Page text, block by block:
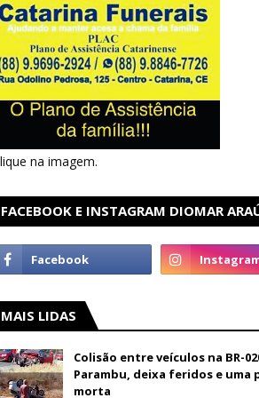
na imagem.
FACEBOOK E INSTAGRAM DIOMAR
MAIS LIDAS
Colisão entre veículos na BR-
Parambu, deixa feridos e uma
morta